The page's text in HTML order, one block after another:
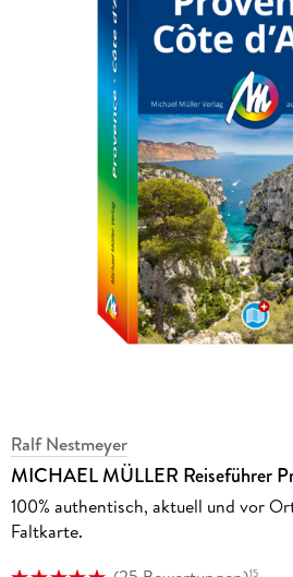
Ralf Nestmeyer
MICHAEL MÜLLER Reiseführer
100% authentisch, aktuell und vor
Faltkarte.
15